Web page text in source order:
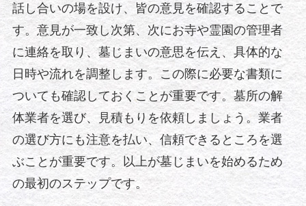
話し合いの場を設け、皆の意見を確認することで
す。意見が一致し次第、次にお寺や霊園の管理者
に連絡を取り、墓じまいの意思を伝え、具体的な
日時や流れを調整します。この際に必要な書類に
ついても確認しておくことが重要です。墓所の解
体業者を選び、見積もりを依頼しましょう。業者
の選び方にも注意を払い、信頼できるところを選
ぶことが重要です。以上が墓じまいを始めるため
の最初のステップです。